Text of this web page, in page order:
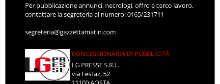
Per pubblicazione annunci, necrologi, offro e cerco lavoro,
contattare la segreteria al numero: 0165/231711
segreteria@gazzettamatin.com
CONCESSIONARIA DI PUBBLICITÀ
LG PRESSE S.R.L.
via Festaz, 52